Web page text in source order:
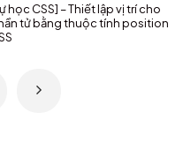
học CSS] – Thiết lập vị trí cho
tử bằng thuộc tính position